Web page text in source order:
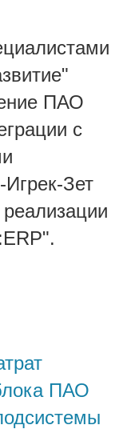
ПАО
с
Зет
ПАО